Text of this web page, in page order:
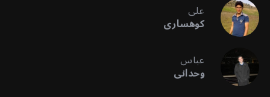
علی
کوهساری
عباس
وحدانی